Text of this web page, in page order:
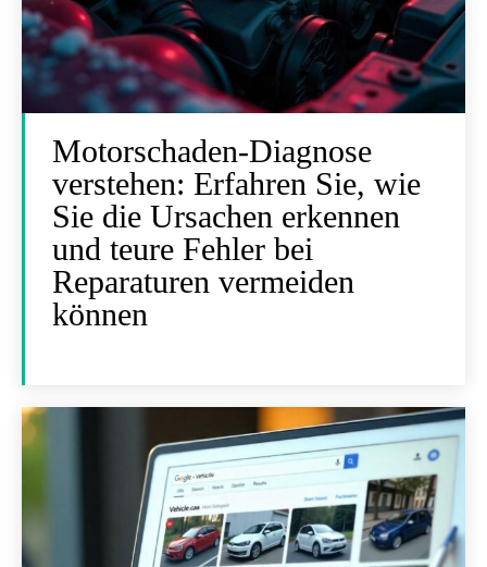
Motorschaden-Diagnose
verstehen: Erfahren Sie, wie
Sie die Ursachen erkennen
und teure Fehler bei
Reparaturen vermeiden
können